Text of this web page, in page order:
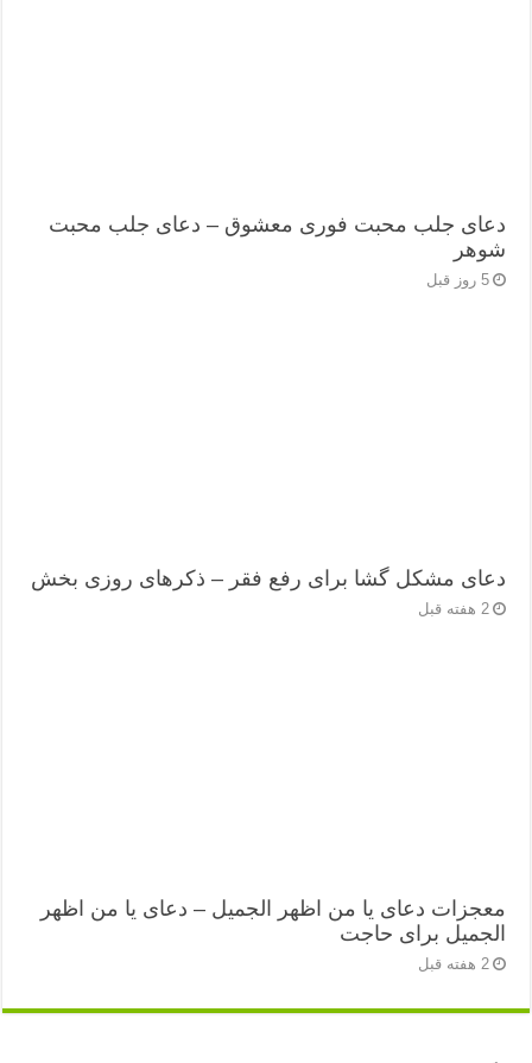
دعای جلب محبت فوری معشوق – دعای جلب محبت
شوهر
5 روز قبل
دعای مشکل گشا برای رفع فقر – ذکرهای روزی‌ بخش
2 هفته قبل
معجزات دعای یا من اظهر الجمیل – دعای یا من اظهر
الجمیل برای حاجت
2 هفته قبل